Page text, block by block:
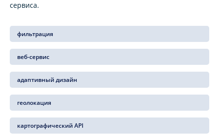
сервиса.
фильтрация
веб-сервис
адаптивный дизайн
геолокация
картографический API